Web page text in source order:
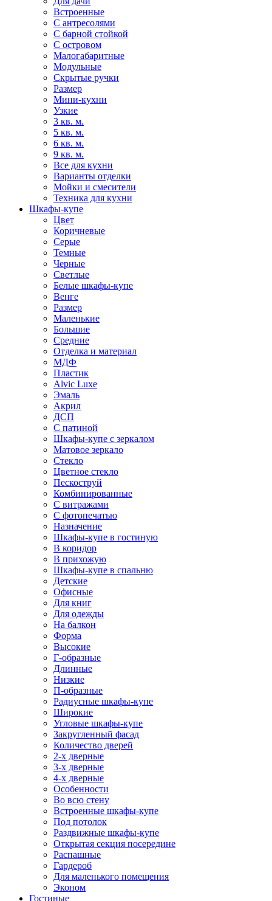
Встроенные
С антресолями
С барной стойкой
С островом
Малогабаритные
Модульные
Скрытые ручки
Размер
Мини-кухни
Узкие
3 кв. м.
5 кв. м.
6 кв. м.
9 кв. м.
Все для кухни
Варианты отделки
Мойки и смесители
Техника для кухни
Шкафы-купе
Цвет
Коричневые
Серые
Темные
Черные
Светлые
Белые шкафы-купе
Венге
Размер
Маленькие
Большие
Средние
Отделка и материал
МДФ
Пластик
Alvic Luxe
Эмаль
Акрил
ДСП
С патиной
Шкафы-купе с зеркалом
Матовое зеркало
Стекло
Цветное стекло
Пескоструй
Комбинированные
С витражами
С фотопечатью
Назначение
Шкафы-купе в гостиную
В коридор
В прихожую
Шкафы-купе в спальню
Детские
Офисные
Для книг
Для одежды
На балкон
Форма
Высокие
Г-образные
Длинные
Низкие
П-образные
Радиусные шкафы-купе
Широкие
Угловые шкафы-купе
Закругленный фасад
Количество дверей
2-х дверные
3-х дверные
4-х дверные
Особенности
Во всю стену
Встроенные шкафы-купе
Под потолок
Раздвижные шкафы-купе
Открытая секция посередине
Распашные
Гардероб
Для маленького помещения
Эконом
Гостиные